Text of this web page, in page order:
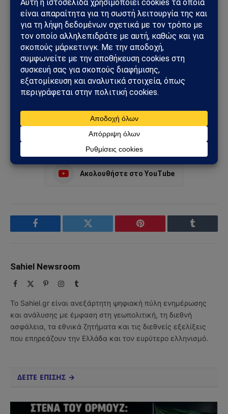
Ακολούθησε το Sahiel στο Google News
Πρόσθεσε το Sahiel ως προτιμώμενη πηγή για να λαμβάνεις
πρώτος τις σημαντικότερες ειδήσεις και αναλύσεις.
Add as a preferred source
Ακολουθήστε στο Instagram
Ακολουθήστε στο YouTube
Facebook Twitter Pinterest Tumblr
Sahiel Newsroom
Facebook PinterestInstagram
Tumblr
Το Sahiel.gr είναι ανεξάρτητη ψηφιακή πύλη ενημέρωσης
και ανάλυσης με έμφαση στη γεωπολιτική, τη διεθνή
ασφάλεια, τα εθνικά ζητήματα και τις διεθνείς εξελίξεις
που επηρεάζουν την Ελλάδα και τον ευρύτερο ελληνισμό.
ΔΕΙΤΕ ΕΠΙΣΗΣ →